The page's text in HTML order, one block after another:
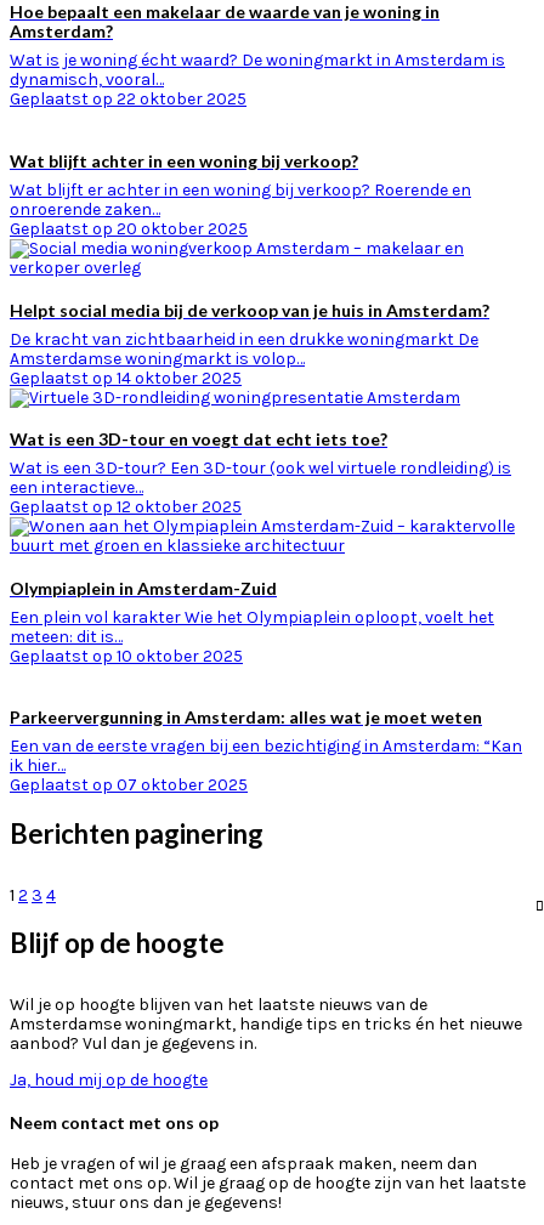
Hoe bepaalt een makelaar de waarde van je woning in
Amsterdam?
Wat is je woning écht waard? De woningmarkt in Amsterdam is
dynamisch, vooral…
Geplaatst op 22 oktober 2025
Wat blijft achter in een woning bij verkoop?
Wat blijft er achter in een woning bij verkoop? Roerende en
onroerende zaken…
Geplaatst op 20 oktober 2025
Helpt social media bij de verkoop van je huis in Amsterdam?
De kracht van zichtbaarheid in een drukke woningmarkt De
Amsterdamse woningmarkt is volop…
Geplaatst op 14 oktober 2025
Wat is een 3D-tour en voegt dat echt iets toe?
Wat is een 3D-tour? Een 3D-tour (ook wel virtuele rondleiding) is
een interactieve…
Geplaatst op 12 oktober 2025
Olympiaplein in Amsterdam-Zuid
Een plein vol karakter Wie het Olympiaplein oploopt, voelt het
meteen: dit is…
Geplaatst op 10 oktober 2025
Parkeervergunning in Amsterdam: alles wat je moet weten
Een van de eerste vragen bij een bezichtiging in Amsterdam: “Kan
ik hier…
Geplaatst op 07 oktober 2025
Berichten paginering
1 2 3 4
Blijf op de hoogte
Wil je op hoogte blijven van het laatste nieuws van de
Amsterdamse woningmarkt, handige tips en tricks én het nieuwe
aanbod? Vul dan je gegevens in.
Ja, houd mij op de hoogte
Neem contact met ons op
Heb je vragen of wil je graag een afspraak maken, neem dan
contact met ons op. Wil je graag op de hoogte zijn van het laatste
nieuws, stuur ons dan je gegevens!